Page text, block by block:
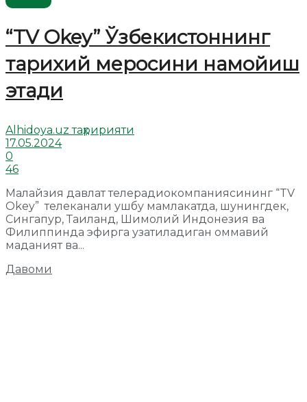
“TV Okey” Ўзбекистоннинг
тарихий меросини намойиш
этади
Alhidoya.uz таҳририяти
17.05.2024
0
46
Малайзия давлат телерадиокомпаниясининг “TV
Okey” телеканали ушбу мамлакатда, шунингдек,
Сингапур, Таиланд, Шимолий Индонезия ва
Филиппинда эфирга узатиладиган оммавий
маданият ва...
Давоми